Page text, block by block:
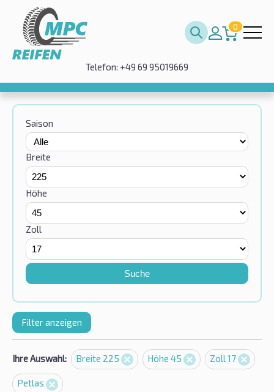
0
Telefon: +49 69 95019669
Saison
Breite
Höhe
Zoll
Suche
Filter anzeigen
Ihre Auswahl: Breite 225 Höhe 45 Zoll 17
Petlas